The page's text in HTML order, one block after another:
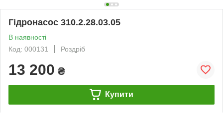
Гідронасос 310.2.28.03.05
В наявності
Код: 000131
Роздріб
13 200 ₴
Купити